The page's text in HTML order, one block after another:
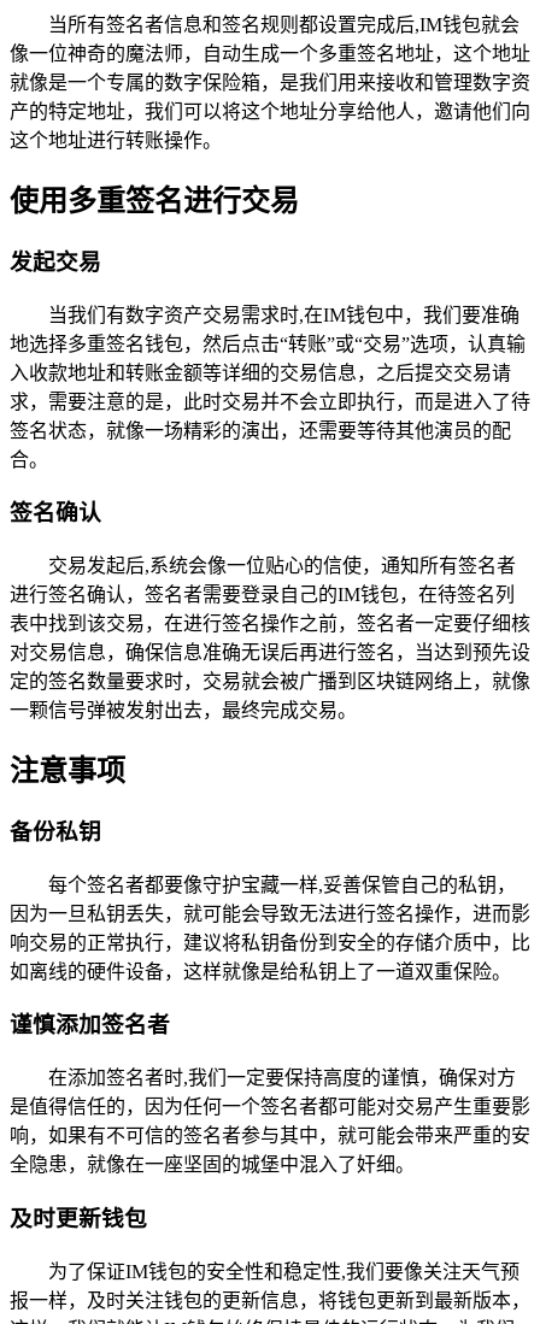
当所有签名者信息和签名规则都设置完成后,IM钱包就会
像一位神奇的魔法师，自动生成一个多重签名地址，这个地址
就像是一个专属的数字保险箱，是我们用来接收和管理数字资
产的特定地址，我们可以将这个地址分享给他人，邀请他们向
这个地址进行转账操作。
使用多重签名进行交易
发起交易
当我们有数字资产交易需求时,在IM钱包中，我们要准确
地选择多重签名钱包，然后点击“转账”或“交易”选项，认真输
入收款地址和转账金额等详细的交易信息，之后提交交易请
求，需要注意的是，此时交易并不会立即执行，而是进入了待
签名状态，就像一场精彩的演出，还需要等待其他演员的配
合。
签名确认
交易发起后,系统会像一位贴心的信使，通知所有签名者
进行签名确认，签名者需要登录自己的IM钱包，在待签名列
表中找到该交易，在进行签名操作之前，签名者一定要仔细核
对交易信息，确保信息准确无误后再进行签名，当达到预先设
定的签名数量要求时，交易就会被广播到区块链网络上，就像
一颗信号弹被发射出去，最终完成交易。
注意事项
备份私钥
每个签名者都要像守护宝藏一样,妥善保管自己的私钥，
因为一旦私钥丢失，就可能会导致无法进行签名操作，进而影
响交易的正常执行，建议将私钥备份到安全的存储介质中，比
如离线的硬件设备，这样就像是给私钥上了一道双重保险。
谨慎添加签名者
在添加签名者时,我们一定要保持高度的谨慎，确保对方
是值得信任的，因为任何一个签名者都可能对交易产生重要影
响，如果有不可信的签名者参与其中，就可能会带来严重的安
全隐患，就像在一座坚固的城堡中混入了奸细。
及时更新钱包
为了保证IM钱包的安全性和稳定性,我们要像关注天气预
报一样，及时关注钱包的更新信息，将钱包更新到最新版本，